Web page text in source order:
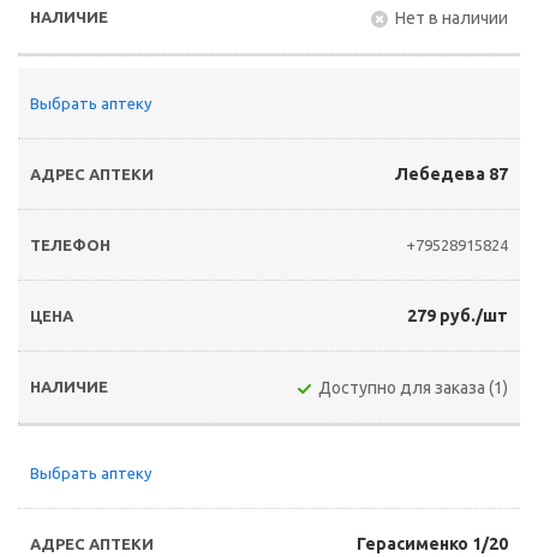
Нет в наличии
Выбрать аптеку
Лебедева 87
+79528915824
279 руб./шт
Доступно для заказа (1)
Выбрать аптеку
Герасименко 1/20